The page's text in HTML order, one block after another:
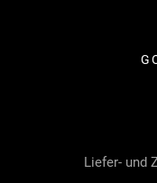
Liefer- und